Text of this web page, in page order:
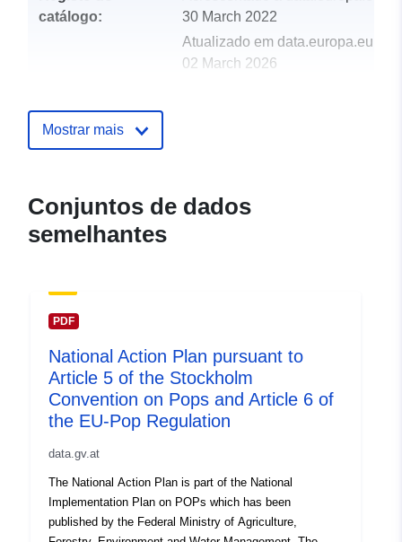
catálogo:
30 March 2022
Atualizado em data.europa.eu:
02 March 2026
uriRef:
Mostrar mais
Conjuntos de dados
semelhantes
PDF
National Action Plan pursuant to
Article 5 of the Stockholm
Convention on Pops and Article 6 of
the EU-Pop Regulation
data.gv.at
The National Action Plan is part of the National
Implementation Plan on POPs which has been
published by the Federal Ministry of Agriculture,